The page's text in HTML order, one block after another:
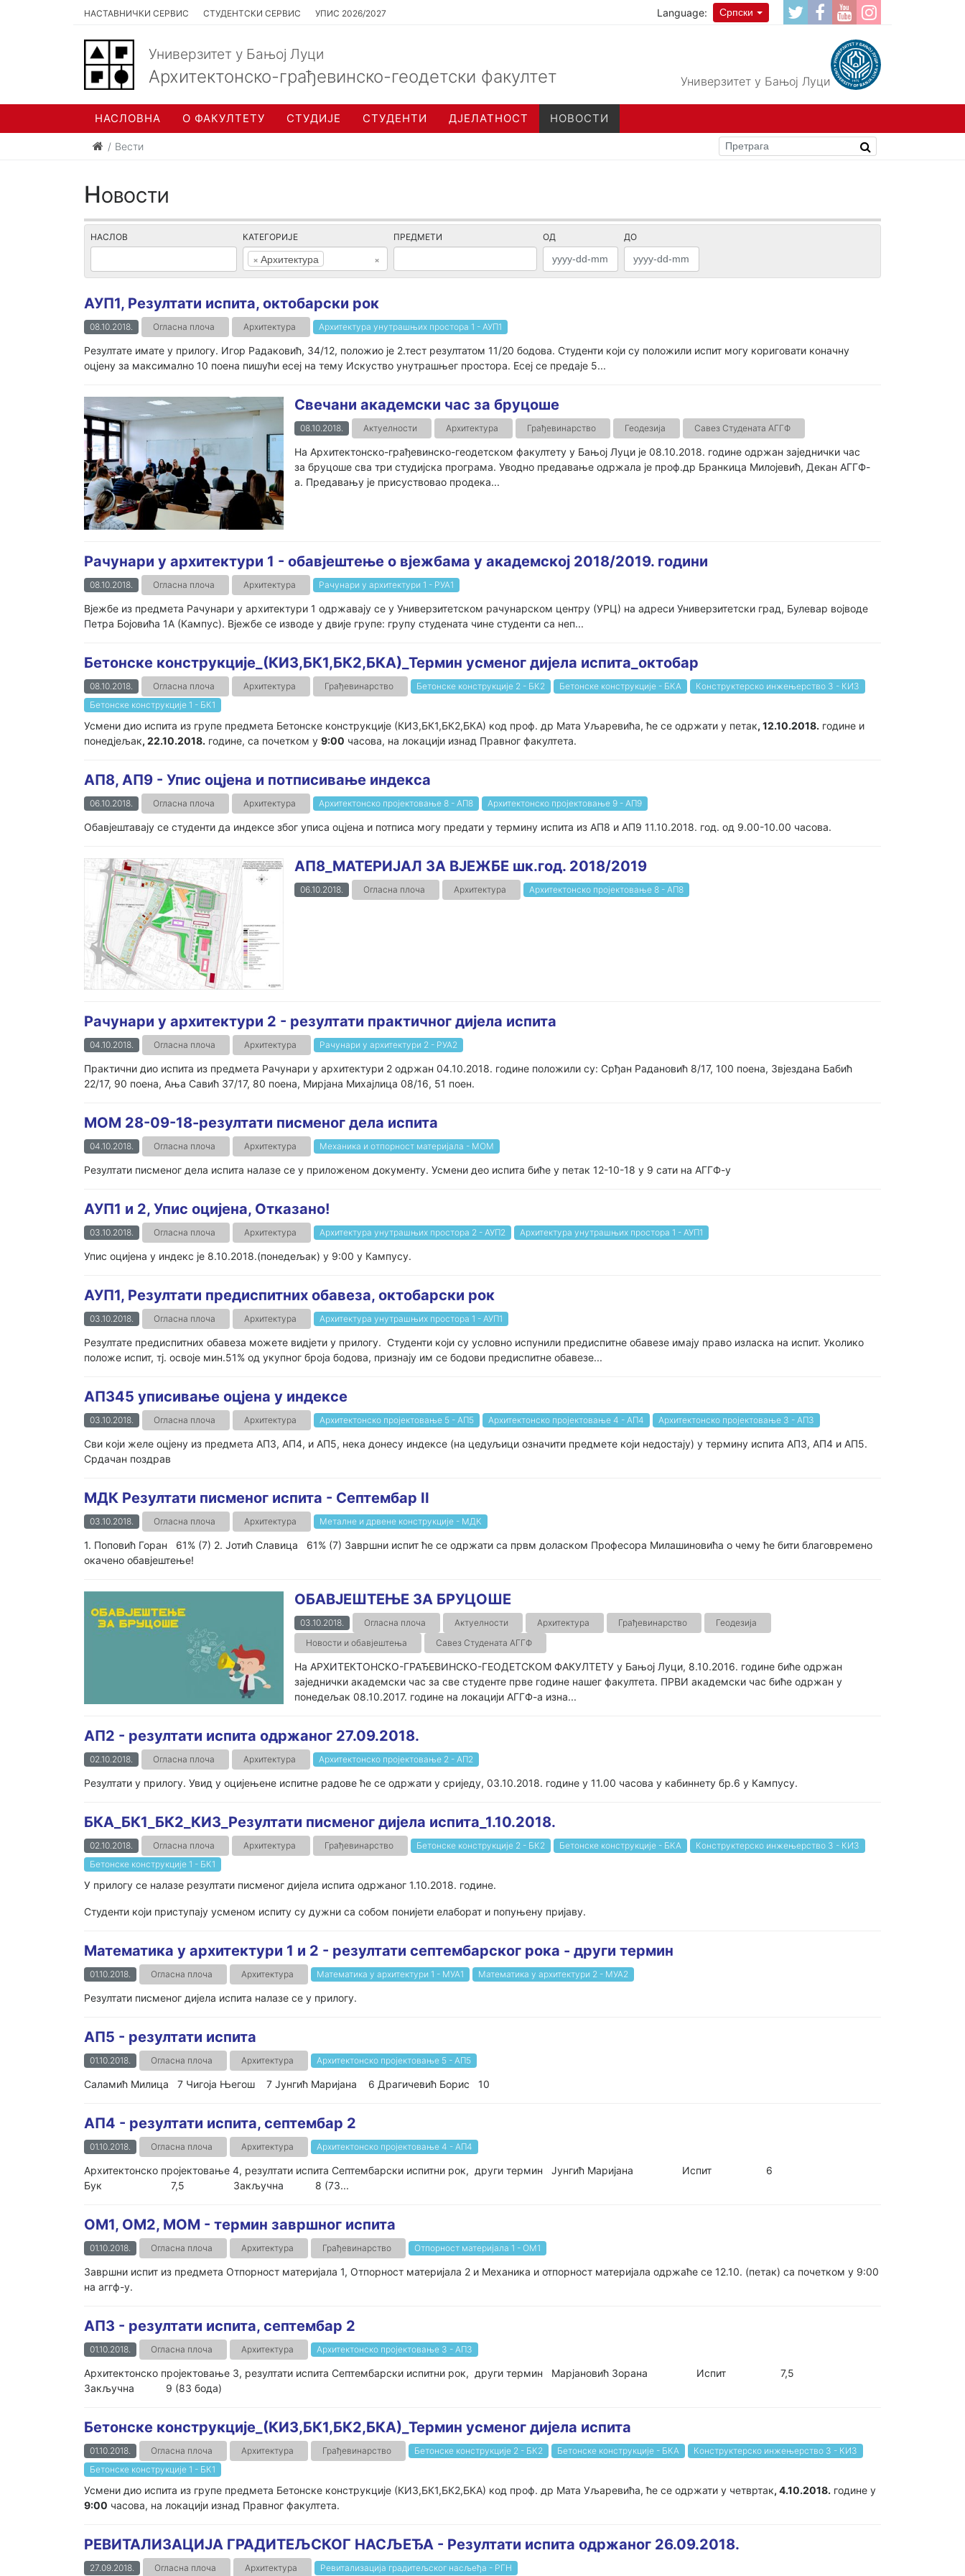
НАСТАВНИЧКИ СЕРВИС СТУДЕНТСКИ СЕРВИС УПИС 2026/2027 Language: Српски
Универзитет у Бањој Луци
Архитектонско-грађевинско-геодетски факултет Универзитет у Бањој Луци
НАСЛОВНА О ФАКУЛТЕТУ СТУДИЈЕ СТУДЕНТИ ДЈЕЛАТНОСТ НОВОСТИ
Вести
Новости
НАСЛОВ КАТЕГОРИЈЕ
×
× Архитектура
ПРЕДМЕТИ ОД ДО
АУП1, Резултати испита, октобарски рок
08.10.2018. Огласна плоча Архитектура Архитектура унутрашњих простора 1 - АУП1
Резултате имате у прилогу. Игор Радаковић, 34/12, положио је 2.тест резултатом 11/20 бодова. Студенти који су положили испит могу кориговати коначну
оцјену за максимално 10 поена пишући есеј на тему Искуство унутрашњег простора. Есеј се предаје 5...
Свечани академски час за бруцоше
08.10.2018. Актуелности Архитектура Грађевинарство Геодезија Савез Студената АГГФ
На Архитектонско-грађевинско-геодетском факултету у Бањој Луци је 08.10.2018. године одржан заједнички час
за бруцоше сва три студијска програма. Уводно предавање одржала је проф.др Бранкица Милојевић, Декан АГГФ-
а. Предавању је присуствовао продека...
Рачунари у архитектури 1 - обавјештење о вјежбама у академској 2018/2019. години
08.10.2018. Огласна плоча Архитектура Рачунари у архитектури 1 - РУА1
Вјежбе из предмета Рачунари у архитектури 1 одржавају се у Универзитетском рачунарском центру (УРЦ) на адреси Универзитетски град, Булевар војводе
Петра Бојовића 1А (Кампус). Вјежбе се изводе у двије групе: групу студената чине студенти са неп...
Бетонске конструкције_(КИ3,БК1,БК2,БКА)_Термин усменог дијела испита_октобар
08.10.2018. Огласна плоча Архитектура Грађевинарство Бетонске конструкције 2 - БК2 Бетонске конструкције - БКА
Конструктерско инжењерство 3 - КИ3
Бетонске конструкције 1 - БК1
Усмени дио испита из групе предмета Бетонске конструкције (КИ3,БК1,БК2,БКА) код проф. др Мата Уљаревића, ће се одржати у петак, 12.10.2018. године и
понедјељак, 22.10.2018. године, са почетком у 9:00 часова, на локацији изнад Правног факултета.
АП8, АП9 - Упис оцјена и потписивање индекса
06.10.2018. Огласна плоча Архитектура Архитектонско пројектовање 8 - АП8 Архитектонско пројектовање 9 - АП9
Обавјештавају се студенти да индексе због уписа оцјена и потписа могу предати у термину испита из АП8 и АП9 11.10.2018. год. од 9.00-10.00 часова.
АП8_МАТЕРИЈАЛ ЗА ВЈЕЖБЕ шк.год. 2018/2019
06.10.2018. Огласна плоча Архитектура Архитектонско пројектовање 8 - АП8
Рачунари у архитектури 2 - резултати практичног дијела испита
04.10.2018. Огласна плоча Архитектура Рачунари у архитектури 2 - РУА2
Практични дио испита из предмета Рачунари у архитектури 2 одржан 04.10.2018. године положили су: Срђан Радановић 8/17, 100 поена, Звјездана Бабић
22/17, 90 поена, Ања Савић 37/17, 80 поена, Мирјана Михајлица 08/16, 51 поен.
МОМ 28-09-18-резултати писменог дела испита
04.10.2018. Огласна плоча Архитектура Механика и отпорност материјала - МОМ
Резултати писменог дела испита налазе се у приложеном документу. Усмени део испита биће у петак 12-10-18 у 9 сати на АГГФ-у
АУП1 и 2, Упис оцијена, Отказано!
03.10.2018. Огласна плоча Архитектура Архитектура унутрашњих простора 2 - АУП2 Архитектура унутрашњих простора 1 - АУП1
Упис оцијена у индекс је 8.10.2018.(понедељак) у 9:00 у Кампусу.
АУП1, Резултати предиспитних обавеза, октобарски рок
03.10.2018. Огласна плоча Архитектура Архитектура унутрашњих простора 1 - АУП1
Резултате предиспитних обавеза можете видјети у прилогу. Студенти који су условно испунили предиспитне обавезе имају право изласка на испит. Уколико
положе испит, тј. освоје мин.51% од укупног броја бодова, признају им се бодови предиспитне обавезе...
АП345 уписивање оцјена у индексе
03.10.2018. Огласна плоча Архитектура Архитектонско пројектовање 5 - АП5 Архитектонско пројектовање 4 - АП4 Архитектонско пројектовање 3 - АП3
Сви који желе оцјену из предмета АП3, АП4, и АП5, нека донесу индексе (на цедуљици означити предмете који недостају) у термину испита АП3, АП4 и АП5.
Срдачан поздрав
МДК Резултати писменог испита - Септембар II
03.10.2018. Огласна плоча Архитектура Металне и дрвене конструкције - МДК
1. Поповић Горан 61% (7) 2. Јотић Славица 61% (7) Завршни испит ће се одржати са првм доласком Професора Милашиновића о чему ће бити благовремено
окачено обавјештење!
ОБАВЈЕШТЕЊЕ ЗА БРУЦОШЕ
03.10.2018. Огласна плоча Актуелности Архитектура Грађевинарство
Геодезија
Новости и обавјештења
Савез Студената АГГФ
На АРХИТЕКТОНСКО-ГРАЂЕВИНСКО-ГЕОДЕТСКОМ ФАКУЛТЕТУ у Бањој Луци, 8.10.2016. године биће одржан
заједнички академски час за све студенте прве године нашег факултета. ПРВИ академски час биће одржан у
понедељак 08.10.2017. године на локацији АГГФ-а изна...
АП2 - резултати испита одржаног 27.09.2018.
02.10.2018. Огласна плоча Архитектура Архитектонско пројектовање 2 - АП2
Резултати у прилогу. Увид у оцијењене испитне радове ће се одржати у сриједу, 03.10.2018. године у 11.00 часова у кабиннету бр.6 у Кампусу.
БКА_БК1_БК2_КИ3_Резултати писменог дијела испита_1.10.2018.
02.10.2018. Огласна плоча Архитектура Грађевинарство Бетонске конструкције 2 - БК2 Бетонске конструкције - БКА
Конструктерско инжењерство 3 - КИ3
Бетонске конструкције 1 - БК1
У прилогу се налазе резултати писменог дијела испита одржаног 1.10.2018. године.
Студенти који приступају усменом испиту су дужни са собом понијети елаборат и попуњену пријаву.
Математика у архитектури 1 и 2 - резултати септембарског рока - други термин
01.10.2018. Огласна плоча Архитектура Математика у архитектури 1 - МУА1 Математика у архитектури 2 - МУА2
Резултати писменог дијела испита налазе се у прилогу.
АП5 - резултати испита
01.10.2018. Огласна плоча Архитектура Архитектонско пројектовање 5 - АП5
Саламић Милица 7 Чигоја Његош 7 Јунгић Маријана 6 Драгичевић Борис 10
АП4 - резултати испита, септембар 2
01.10.2018. Огласна плоча Архитектура Архитектонско пројектовање 4 - АП4
Архитектонско пројектовање 4, резултати испита Септембарски испитни рок, други термин Јунгић Маријана Испит 6
Бук 7,5 Закључна 8 (73...
ОМ1, ОМ2, МОМ - термин завршног испита
01.10.2018. Огласна плоча Архитектура Грађевинарство Отпорност материјала 1 - ОМ1
Завршни испит из предмета Отпорност материјала 1, Отпорност материјала 2 и Механика и отпорност материјала одржаће се 12.10. (петак) са почетком у 9:00
на аггф-у.
АП3 - резултати испита, септембар 2
01.10.2018. Огласна плоча Архитектура Архитектонско пројектовање 3 - АП3
Архитектонско пројектовање 3, резултати испита Септембарски испитни рок, други термин Марјановић Зорана Испит 7,5
Закључна 9 (83 бода)
Бетонске конструкције_(КИ3,БК1,БК2,БКА)_Термин усменог дијела испита
01.10.2018. Огласна плоча Архитектура Грађевинарство Бетонске конструкције 2 - БК2 Бетонске конструкције - БКА
Конструктерско инжењерство 3 - КИ3
Бетонске конструкције 1 - БК1
Усмени дио испита из групе предмета Бетонске конструкције (КИ3,БК1,БК2,БКА) код проф. др Мата Уљаревића, ће се одржати у четвртак, 4.10.2018. године у
9:00 часова, на локацији изнад Правног факултета.
РЕВИТАЛИЗАЦИЈА ГРАДИТЕЉСКОГ НАСЉЕЂА - Резултати испита одржаног 26.09.2018.
27.09.2018. Огласна плоча Архитектура Ревитализација градитељског насљеђа - РГН